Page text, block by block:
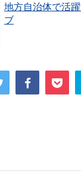
地方自治体で活
ブ